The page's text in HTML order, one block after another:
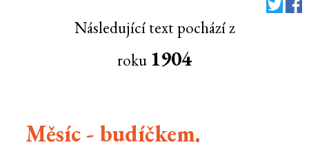
Následující text pochází z
roku 1904
Měsíc - budíčkem.